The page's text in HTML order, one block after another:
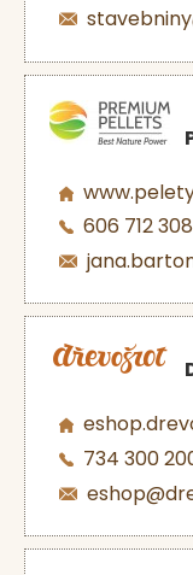
606 712 308
734 300